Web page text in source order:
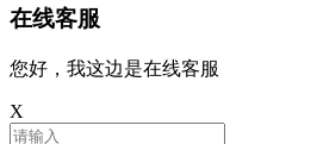
在线客服
您好，我这边是在线客服
X